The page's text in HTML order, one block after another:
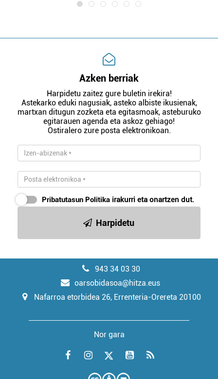
Azken berriak
Harpidetu zaitez gure buletin irekira!
Astekarko eduki nagusiak, asteko albiste ikusienak,
martxan ditugun zozketa eta egitasmoak, asteburuko
egitarauen agenda eta askoz gehiago!
Ostiralero zure posta elektronikoan.
Pribatutasun Politika irakurri eta onartzen dut.
Harpidetu
943 34 03 30
oarsobidasoa@hitza.eus
Nafarroa etorbidea 26, Errenteria-Orereta 20100
Nor gara